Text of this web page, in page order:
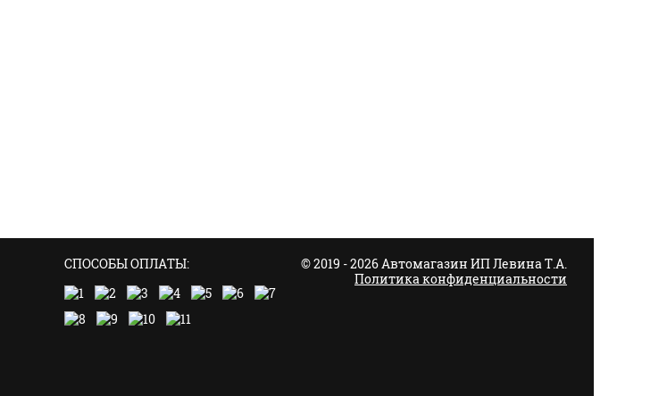
СПОСОБЫ ОПЛАТЫ:
© 2019 - 2026 Автомагазин ИП Левина Т.А.
Политика конфиденциальности